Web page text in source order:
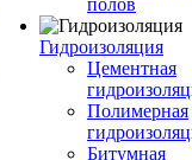
полов
Гидроизоляция
Цементная
Полимерная
Битумная